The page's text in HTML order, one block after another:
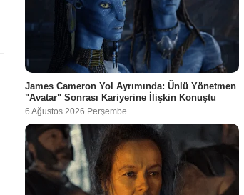
James Cameron Yol Ayrımında: Ünlü Yönetmen
"Avatar" Sonrası Kariyerine İlişkin Konuştu
6 Ağustos 2026 Perşembe